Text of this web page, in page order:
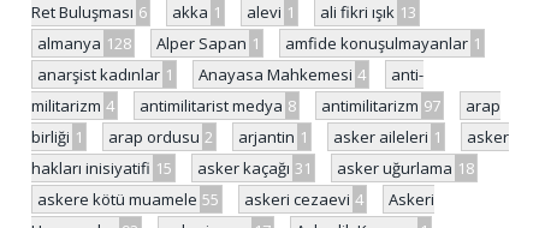
Ret Buluşması 6 akka 1 alevi 1 ali fikri ışık 13
almanya 128 Alper Sapan 1 amfide konuşulmayanlar 1
anarşist kadınlar 1 Anayasa Mahkemesi 4
anti-
militarizm 4 antimilitarist medya 8 antimilitarizm 97
arap
birliği 1 arap ordusu 2 arjantin 1 asker aileleri 1
asker
hakları inisiyatifi 15 asker kaçağı 31 asker uğurlama 18
askere kötü muamele 55 askeri cezaevi 4
Askeri